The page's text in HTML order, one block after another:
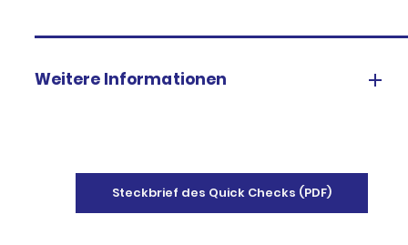
Weitere Informationen
Steckbrief des Quick Checks (PDF)